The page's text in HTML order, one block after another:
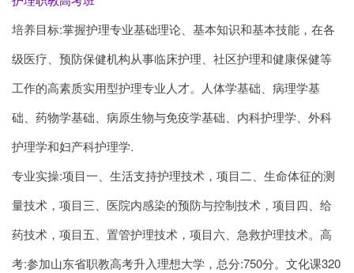
培养目标:掌握护理专业基础理论、基本知识和基本技能，在各
级医疗、预防保健机构从事临床护理、社区护理和健康保健等
工作的高素质实用型护理专业人才。人体学基础、病理学基
础、药物学基础、病原生物与免疫学基础、内科护理学、外科
护理学和妇产科护理学.
专业实操:项目一、生活支持护理技术，项目二、生命体征的测
量技术，项目三、医院内感染的预防与控制技术，项目四、给
药技术，项目五、置管护理技术，项目六、急救护理技术。高
考:参加山东省职教高考升入理想大学，总分:750分。文化课320